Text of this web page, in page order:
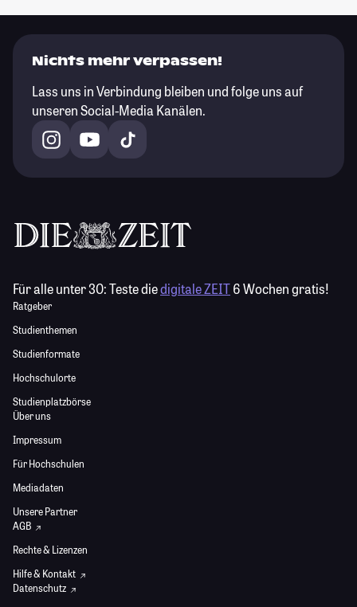
Nichts mehr verpassen!
Lass uns in Verbindung bleiben und folge uns auf
unseren Social-Media Kanälen.
Für alle unter 30:Teste diedigitale ZEIT6 Wochen gratis!
Ratgeber
Studienthemen
Studienformate
Hochschulorte
Studienplatzbörse
Über uns
Impressum
Für Hochschulen
Mediadaten
Unsere Partner
AGB
Rechte & Lizenzen
Hilfe & Kontakt
Datenschutz